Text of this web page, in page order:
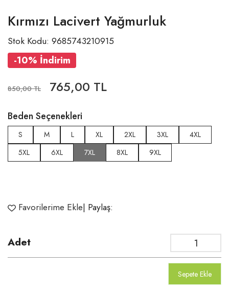
Kırmızı Lacivert Yağmurluk
Stok Kodu: 9685743210915
-10% İndirim
850,00 TL 765,00 TL
Beden Seçenekleri
S M L XL 2XL 3XL
4XL
5XL
6XL 7XL 8XL 9XL
Favorilerime Ekle| Paylaş:
Adet
Sepete Ekle